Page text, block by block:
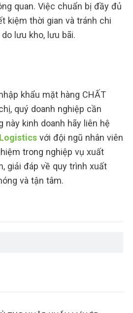
quan. Việc chuẩn bị đầy đủ
kiệm thời gian và tránh chi
lưu kho, lưu bãi.
khẩu mặt hàng CHẤT
quý doanh nghiệp cần
này kinh doanh hãy liên hệ
với đội ngũ nhân viên
trong nghiệp vụ xuất
giải đáp về quy trình xuất
và tận tâm.